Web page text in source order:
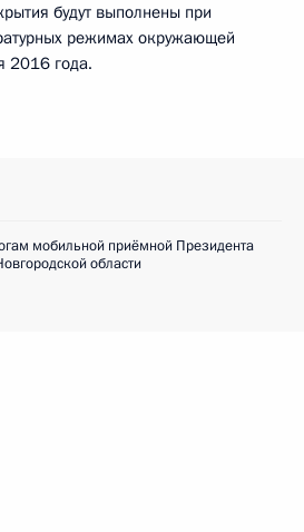
будут выполнены при
режимах окружающей
2016 года.
мобильной приёмной Президента
области